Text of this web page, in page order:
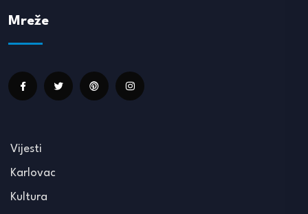
Mreže
Vijesti
Karlovac
Kultura